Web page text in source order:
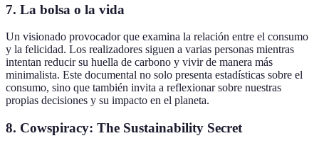
7. La bolsa o la vida
Un visionado provocador que examina la relación entre el consumo
y la felicidad. Los realizadores siguen a varias personas mientras
intentan reducir su huella de carbono y vivir de manera más
minimalista. Este documental no solo presenta estadísticas sobre el
consumo, sino que también invita a reflexionar sobre nuestras
propias decisiones y su impacto en el planeta.
8. Cowspiracy: The Sustainability Secret